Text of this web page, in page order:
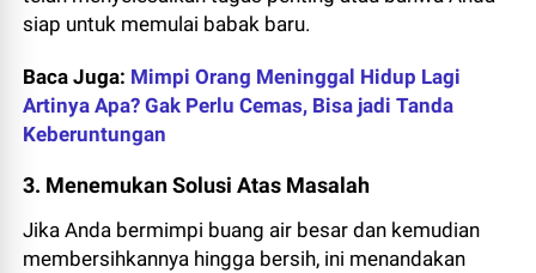
siap untuk memulai babak baru.
Baca Juga: Mimpi Orang Meninggal Hidup Lagi
Artinya Apa? Gak Perlu Cemas, Bisa jadi Tanda
Keberuntungan
3. Menemukan Solusi Atas Masalah
Jika Anda bermimpi buang air besar dan kemudian
membersihkannya hingga bersih, ini menandakan